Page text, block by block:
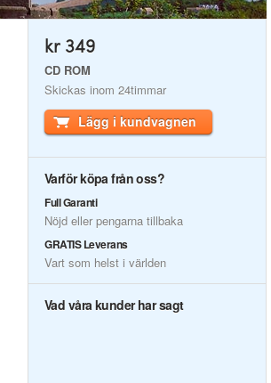
kr 349
CD ROM
Skickas inom 24timmar
Lägg i kundvagnen
Varför köpa från oss?
Full Garanti
Nöjd eller pengarna tillbaka
GRATIS Leverans
Vart som helst i världen
Vad våra kunder har sagt